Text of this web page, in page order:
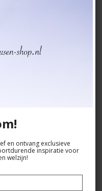
en ontvang exclusieve
inspiratie voor
welzijn!